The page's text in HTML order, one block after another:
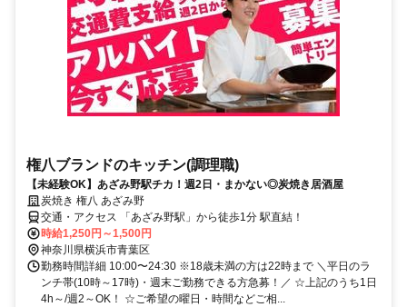
権八ブランドのキッチン(調理職)
【未経験OK】あざみ野駅チカ！週2日・まかない◎炭焼き居酒屋
炭焼き 権八 あざみ野
交通・アクセス 「あざみ野駅」から徒歩1分 駅直結！
時給1,250円～1,500円
神奈川県横浜市青葉区
勤務時間詳細 10:00〜24:30 ※18歳未満の方は22時まで ＼平日のラ
ンチ帯(10時～17時)・週末ご勤務できる方急募！／ ☆上記のうち1日
4h～/週2～OK！ ☆ご希望の曜日・時間などご相...